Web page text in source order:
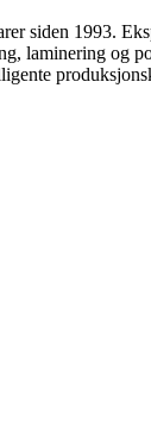
siden 1993.
laminering og